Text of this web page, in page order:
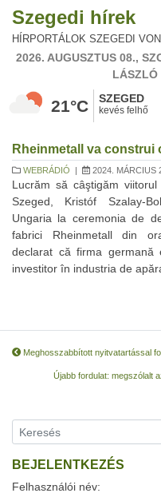
Szegedi hírek
HÍRPORTÁLOK SZEGEDI
2026. AUGUSZTUS 08.,
LÁSZLÓ
21°C SZEGED
kevés felhő
Rheinmetall va construi
WEBRÁDIÓ | 2024. MÁRCIUS
Lucrăm să câştigăm
Szeged, Kristóf Szalay-
Ungaria la ceremonia de
fabrici Rheinmetall din
declarat că firma
investitor în industria de
Meghosszabbított nyitvatartással
Újabb fordulat: megszólalt
BEJELENTKEZÉS
Felhasználói név: